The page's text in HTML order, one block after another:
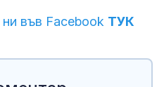
във Facebook ТУК